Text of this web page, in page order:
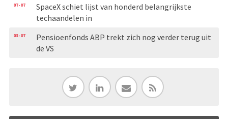
07-07
SpaceX schiet lijst van honderd belangrijkste
techaandelen in
03-07
Pensioenfonds ABP trekt zich nog verder terug uit
de VS